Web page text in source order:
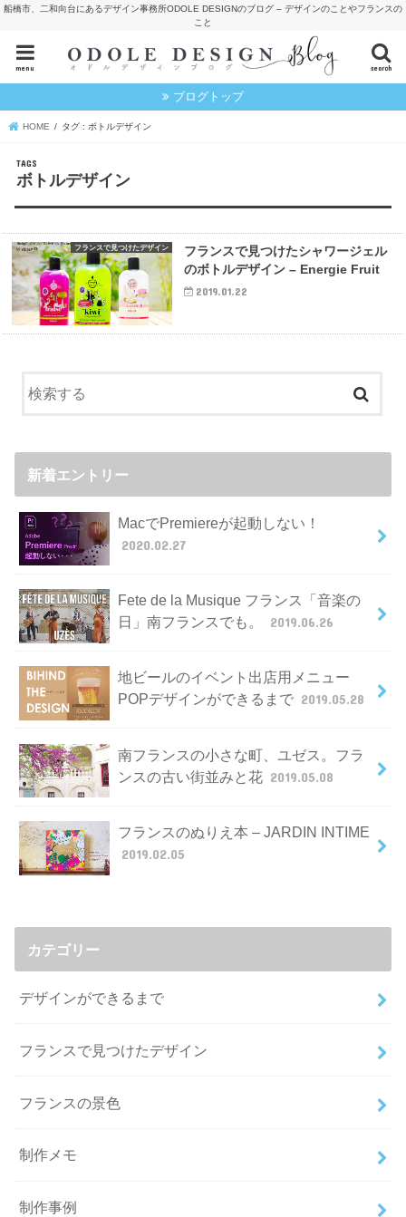
船橋市、二和向台にあるデザイン事務所ODOLE DESIGNのブログ – デザインのことやフランスの
こと
search
menu
ブログトップ
HOME タグ : ボトルデザイン
ボトルデザイン
フランスで見つけたデザイン
フランスで見つけたシャワージェル
のボトルデザイン – Energie Fruit
2019.01.22
新着エントリー
MacでPremiereが起動しない！
2020.02.27
Fete de la Musique フランス「音楽の
日」南フランスでも。
2019.06.26
地ビールのイベント出店用メニュー
POPデザインができるまで 2019.05.28
南フランスの小さな町、ユゼス。フラ
ンスの古い街並みと花 2019.05.08
フランスのぬりえ本 – JARDIN INTIME
2019.02.05
カテゴリー
デザインができるまで
フランスで見つけたデザイン
フランスの景色
制作メモ
制作事例